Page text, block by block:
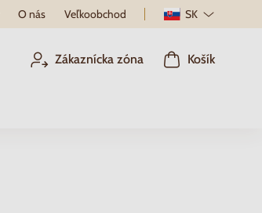
O nás Veľkoobchod SK
Zákaznícka zóna Košík